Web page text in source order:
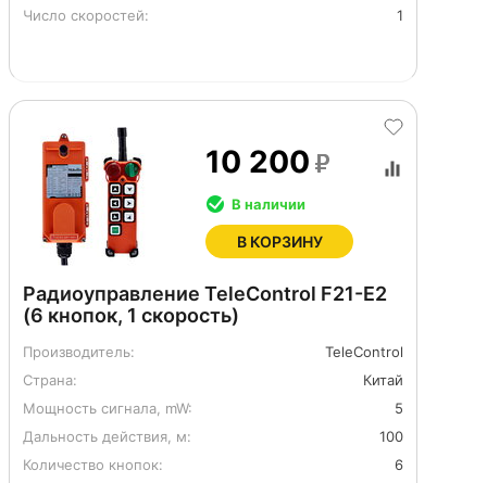
Число скоростей:
1
Радиоуправление TeleControl F21-E2
(6 кнопок, 1 скорость)
Производитель:
TeleControl
Страна:
Китай
Мощность сигнала, mW:
5
Дальность действия, м:
100
Количество кнопок:
6
10 200
В наличии
В КОРЗИНУ